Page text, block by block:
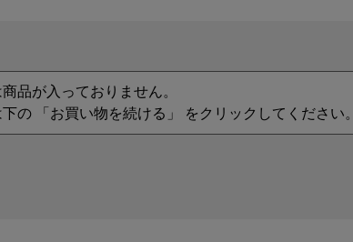
品が入っておりません。
の 「お買い物を続ける」 をクリックしてください。